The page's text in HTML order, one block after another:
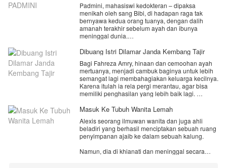
Padmini, mahasiswi kedokteran – dipaksa
menikah oleh sang Bibi, di hadapan raga tak
bernyawa kedua orang tuanya, dengan dalih
amanah terakhir sebelum ayah dan ibunya
meninggal dunia.
Banyak kejanggalan yang hinggap dihati Padmini,
menikah dengan pria berprofesi sebagai Mantri di
puskesmas. Dia pun terpaksa melepaskan
cintanya pergi begitu saja.
Apa yang sebenarnya terjadi?
demikian?
Dibuang Istri Dilamar Janda Kembang Tajir
Bagi Fahreza Amry, hinaan dan cemoohan ayah
mertuanya, menjadi cambuk baginya untuk lebih
semangat lagi membahagiakan keluarga kecilnya.
Karena itulah ia rela pergi merantau, agar bisa
memiliki penghasilan yang lebih baik lagi.
Namun, pengorbanan Reza justru tak menuai
karena Rinjani justru sengaja bermain api di
belakangnya.
perceraian tanpa alasan yang jelas.
Masuk Ke Tubuh Wanita Lemah
Alexis seorang ilmuwan wanita dan juga ahli
beladiri yang berhasil menciptakan sebuah ruang
penyimpanan ajaib ke dalam sebuah kalung.
Namun, dia di khianati dan meninggal secara